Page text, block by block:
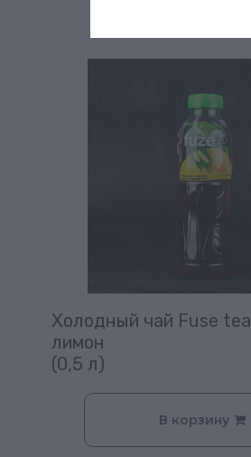
Холодный чай Fuse tea
лимон
(0,5 л)
В корзину